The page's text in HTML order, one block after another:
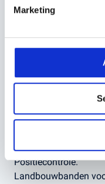
Marketing
Onafhankelijke
Natte schijfremmen
Neerklapbare
Trekhaak vooraan
Hydrauliekuitrusting:
achteraan.
Hydraulisch systeem
Hefvermogen 1000
Positiecontrole.
Landbouwbanden